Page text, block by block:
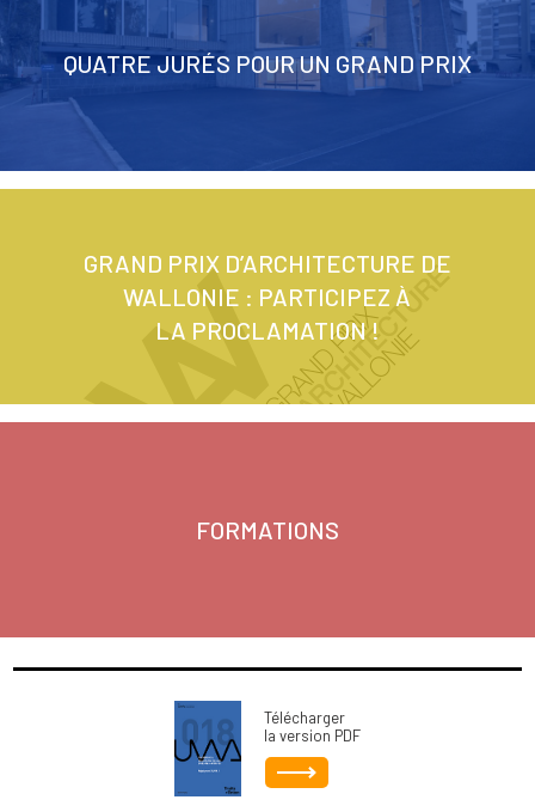
QUATRE JURÉS POUR UN GRAND PRIX
GRAND PRIX D’ARCHITECTURE DE
WALLONIE : PARTICIPEZ À
LA PROCLAMATION !
FORMATIONS
Télécharger
la version PDF